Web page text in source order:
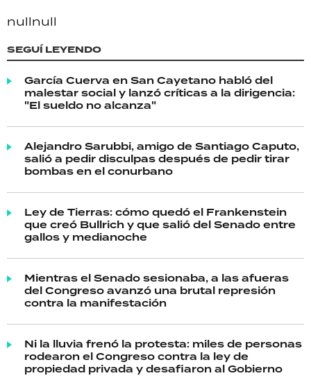
nullnull
SEGUÍ LEYENDO
García Cuerva en San Cayetano habló del
malestar social y lanzó críticas a la dirigencia:
"El sueldo no alcanza"
Alejandro Sarubbi, amigo de Santiago Caputo,
salió a pedir disculpas después de pedir tirar
bombas en el conurbano
Ley de Tierras: cómo quedó el Frankenstein
que creó Bullrich y que salió del Senado entre
gallos y medianoche
Mientras el Senado sesionaba, a las afueras
del Congreso avanzó una brutal represión
contra la manifestación
Ni la lluvia frenó la protesta: miles de personas
rodearon el Congreso contra la ley de
propiedad privada y desafiaron al Gobierno